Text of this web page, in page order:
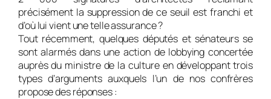
précisément la suppression de ce seuil est franchi et
d’où lui vient une telle assurance ?
Tout récemment, quelques députés et sénateurs se
sont alarmés dans une action de lobbying concertée
auprès du ministre de la culture en développant trois
types d’arguments auxquels l’un de nos confrères
propose des réponses :